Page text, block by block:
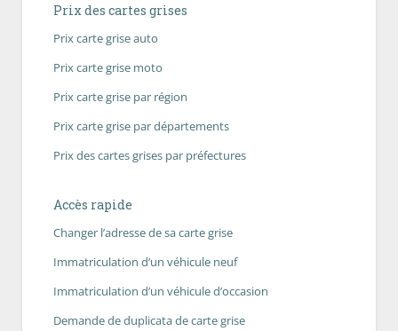
Prix des cartes grises
Prix carte grise auto
Prix carte grise moto
Prix carte grise par région
Prix carte grise par départements
Prix des cartes grises par préfectures
Accès rapide
Changer l’adresse de sa carte grise
Immatriculation d’un véhicule neuf
Immatriculation d’un véhicule d’occasion
Demande de duplicata de carte grise